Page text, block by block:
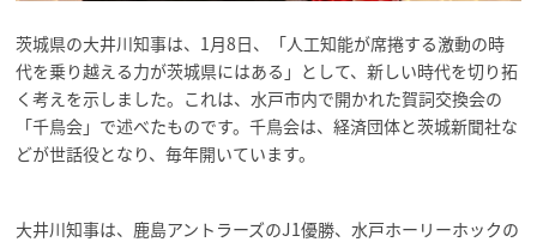
茨城県の大井川知事は、1月8日、「人工知能が席捲する激動の時
代を乗り越える力が茨城県にはある」として、新しい時代を切り拓
く考えを示しました。これは、水戸市内で開かれた賀詞交換会の
「千鳥会」で述べたものです。千鳥会は、経済団体と茨城新聞社な
どが世話役となり、毎年開いています。
大井川知事は、鹿島アントラーズのJ1優勝、水戸ホーリーホックの